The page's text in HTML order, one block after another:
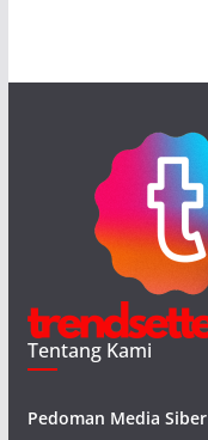
Tentang Kami
Pedoman Media Siber